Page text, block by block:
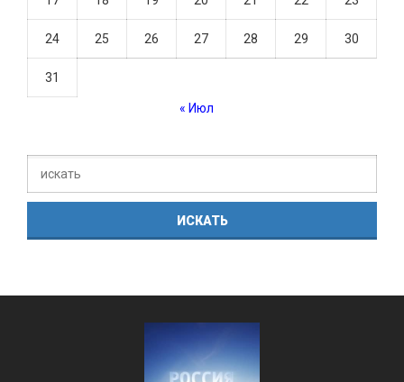
24 25 26 27 28 29 30
31
« Июл